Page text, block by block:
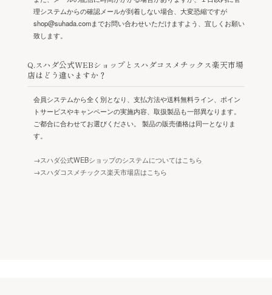
理システムからの確認メールが到着しない場合、大変恐縮ですが
shop@suhada.comまでお問い合わせいただけますよう、宜しくお願い
致します。
Q.スハダ公式WEBショップとスハダコスメチックス楽天市場
店はどう違いますか？
会員システムから全く別となり、支払方法や送料無料ライン、ポイン
トサービスやキャンペーンの実施内容、取扱製品も一部異なります。
ご都合に合わせてお選びください。 製品の販売価格は同一となりま
す。
→スハダ公式WEBショップのシステムについてはこちら
→スハダコスメチックス楽天市場店はこちら